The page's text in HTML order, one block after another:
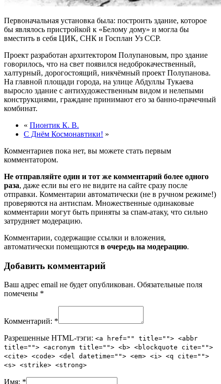
Первоначальная установка была: построить здание, которое
бы являлось пристройкой к «Белому дому» и могла бы
вместить в себя ЦИК, СНК и Госплан Уз ССР.
Проект разработан архитектором Полупановым, про здание
говорилось, что на свет появился недоброкачественный,
халтурный, дорогостоящий, никчёмный проект Полупанова.
На главной площади города, на улице Абдуллы Тукаева
выросло здание с антихудожественным видом и нелепыми
конструкциями, граждане принимают его за банно-прачечный
комбинат.
« Пионтик К. В.
С Днём Космонавтики! »
Комментариев пока нет, вы можете стать первым
комментатором.
Не отправляйте один и тот же комментарий более одного
раза, даже если вы его не видите на сайте сразу после
отправки. Комментарии автоматически (не в ручном режиме!)
проверяются на антиспам. Множественные одинаковые
комментарии могут быть приняты за спам-атаку, что сильно
затрудняет модерацию.
Комментарии, содержащие ссылки и вложения,
автоматически помещаются в очередь на модерацию.
Добавить комментарий
Ваш адрес email не будет опубликован. Обязательные поля
помечены *
Комментарий: *
Разрешенные HTML-тэги: <a href="" title=""> <abbr
title=""> <acronym title=""> <b> <blockquote cite="">
<cite> <code> <del datetime=""> <em> <i> <q cite="">
<s> <strike> <strong>
Имя: *